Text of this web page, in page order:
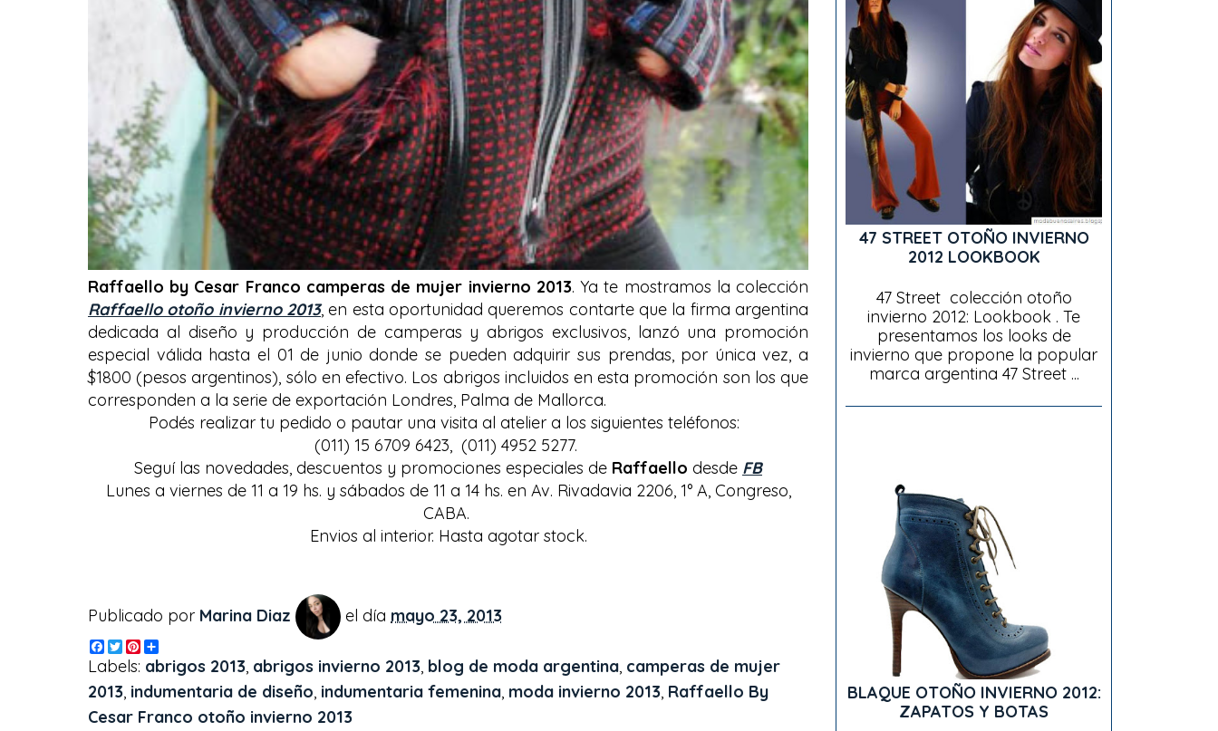
Raffaello by Cesar Franco camperas de mujer invierno 2013. Ya te mostramos la colección
Raffaello otoño invierno 2013, en esta oportunidad queremos contarte que la firma argentina
dedicada al diseño y producción de camperas y abrigos exclusivos, lanzó una promoción
especial válida hasta el 01 de junio donde se pueden adquirir sus prendas, por única vez, a
$1800 (pesos argentinos), sólo en efectivo. Los abrigos incluidos en esta promoción son los que
corresponden a la serie de exportación Londres, Palma de Mallorca.
Podés realizar tu pedido o pautar una visita al atelier a los siguientes teléfonos:
(011) 15 6709 6423, (011) 4952 5277.
Seguí las novedades, descuentos y promociones especiales de Raffaello desde FB
Lunes a viernes de 11 a 19 hs. y sábados de 11 a 14 hs. en Av. Rivadavia 2206, 1° A, Congreso,
CABA.
Envios al interior. Hasta agotar stock.
Publicado por Marina Diaz el día mayo 23, 2013
F
a
c
e
b
o
T
w
i
t
t
e
P
n
t
e
r
h
a
r
e
Labels: abrigos 2013, abrigos invierno 2013, blog de moda argentina, camperas de mujer
2013, indumentaria de diseño, indumentaria femenina, moda invierno 2013, Raffaello By
Cesar Franco otoño invierno 2013
47 STREET OTOÑO INVIERNO
2012 LOOKBOOK
47 Street colección otoño
invierno 2012: Lookbook . Te
presentamos los looks de
invierno que propone la popular
marca argentina 47 Street ...
BLAQUE OTOÑO INVIERNO 2012:
ZAPATOS Y BOTAS